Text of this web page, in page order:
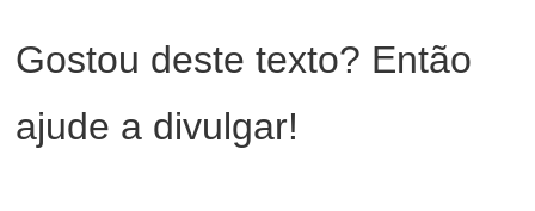
Gostou deste texto? Então
ajude a divulgar!